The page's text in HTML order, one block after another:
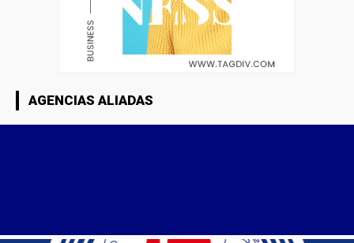
AGENCIAS ALIADAS